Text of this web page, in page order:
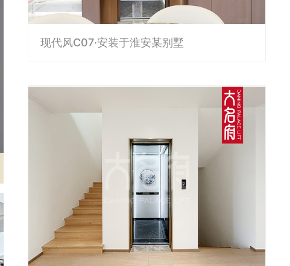
现代风C07·安装于淮安某别墅